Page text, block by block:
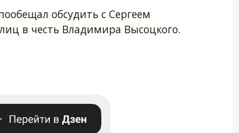
обсудить с Сергеем
в честь Владимира Высоцкого.